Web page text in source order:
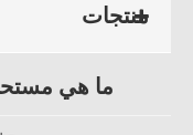
منتجات
ما هي